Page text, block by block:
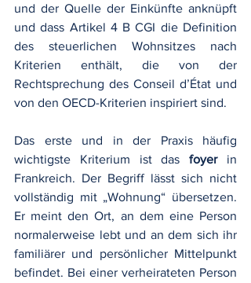
und der Quelle der Einkünfte anknüpft
und dass Artikel 4 B CGI die Definition
des steuerlichen Wohnsitzes nach
Kriterien enthält, die von der
Rechtsprechung des Conseil d’État und
von den OECD-Kriterien inspiriert sind.
Das erste und in der Praxis häufig
wichtigste Kriterium ist das foyer in
Frankreich. Der Begriff lässt sich nicht
vollständig mit „Wohnung“ übersetzen.
Er meint den Ort, an dem eine Person
normalerweise lebt und an dem sich ihr
familiärer und persönlicher Mittelpunkt
befindet. Bei einer verheirateten Person